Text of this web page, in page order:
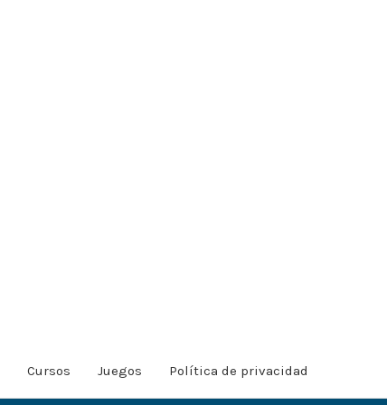
Cursos Juegos Política de privacidad